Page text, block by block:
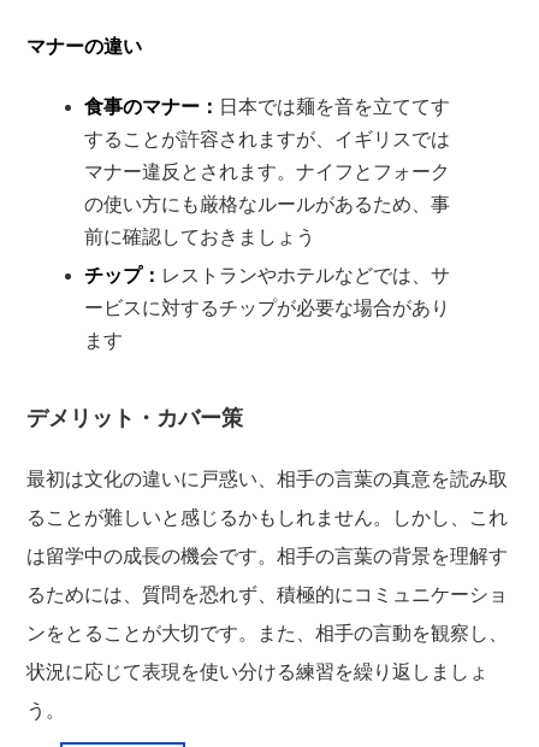
マナーの違い
食事のマナー： 日本では麺を音を立ててす
することが許容されますが、イギリスでは
マナー違反とされます。ナイフとフォーク
の使い方にも厳格なルールがあるため、事
前に確認しておきましょう
チップ： レストランやホテルなどでは、サ
ービスに対するチップが必要な場合があり
ます
デメリット・カバー策
最初は文化の違いに戸惑い、相手の言葉の真意を読み取
ることが難しいと感じるかもしれません。しかし、これ
は留学中の成長の機会です。相手の言葉の背景を理解す
るためには、質問を恐れず、積極的にコミュニケーショ
ンをとることが大切です。また、相手の言動を観察し、
状況に応じて表現を使い分ける練習を繰り返しましょ
う。